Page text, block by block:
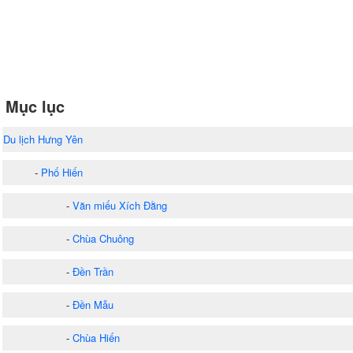
Mục lục
Du lịch Hưng Yên
- Phố Hiến
- Văn miếu Xích Đằng
- Chùa Chuông
- Đền Trần
- Đền Mẫu
- Chùa Hiến